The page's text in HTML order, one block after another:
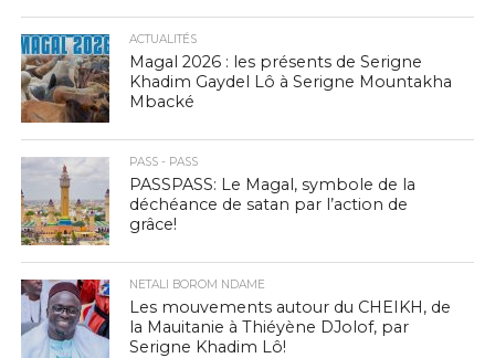
ACTUALITÉS
Magal 2026 : les présents de Serigne
Khadim Gaydel Lô à Serigne Mountakha
Mbacké
PASS - PASS
PASSPASS: Le Magal, symbole de la
déchéance de satan par l’action de
grâce!
NETALI BOROM NDAME
Les mouvements autour du CHEIKH, de
la Mauitanie à Thiéyène DJolof, par
Serigne Khadim Lô!